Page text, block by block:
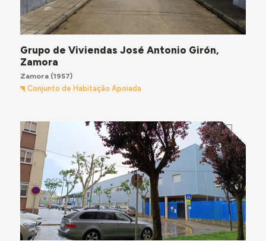
Grupo de Viviendas José Antonio Girón,
Zamora
Zamora(1957)
Conjunto de Habitação Apoiada